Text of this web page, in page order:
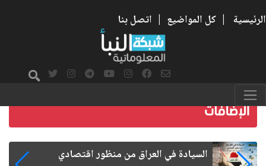
الرئيسية | كل المواضيع | اتصل بنا
ما بعد الأربعين.. كيف اتسعت الزيارة من هويتها